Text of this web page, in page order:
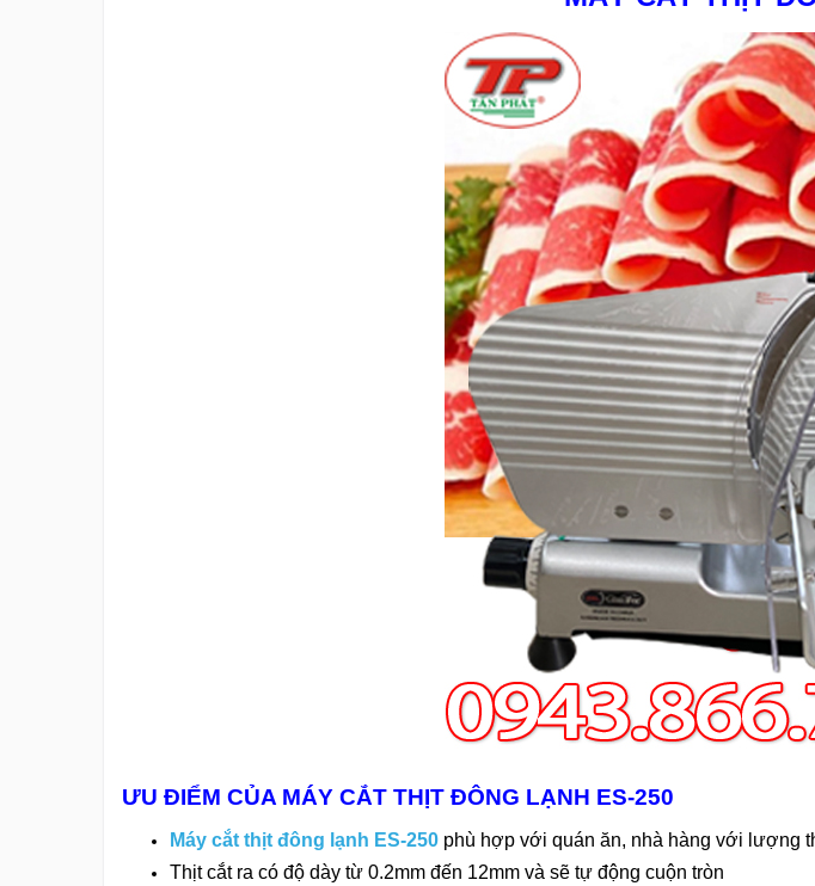
ƯU ĐIỂM CỦA MÁY CẮT THỊT ĐÔNG LẠNH ES-250
Máy cắt thịt đông lạnh ES-250 phù hợp với quán ăn, nhà hàng với lượng
Thịt cắt ra có độ dày từ 0.2mm đến 12mm và sẽ tự động cuộn tròn